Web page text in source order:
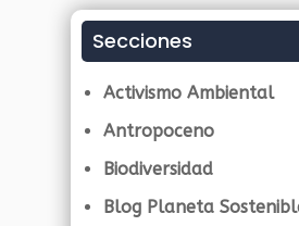
Secciones
Activismo Ambiental
Antropoceno
Biodiversidad
Blog Planeta